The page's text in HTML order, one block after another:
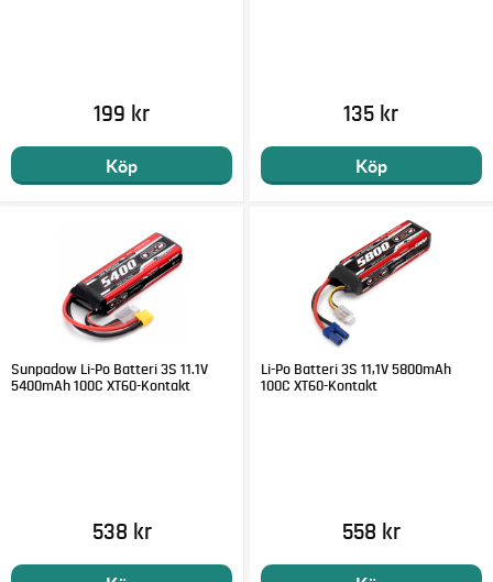
199 kr
Köp
135 kr
Köp
Sunpadow Li-Po Batteri 3S 11.1V
5400mAh 100C XT60-Kontakt
538 kr
Li-Po Batteri 3S 11,1V 5800mAh
100C XT60-Kontakt
558 kr